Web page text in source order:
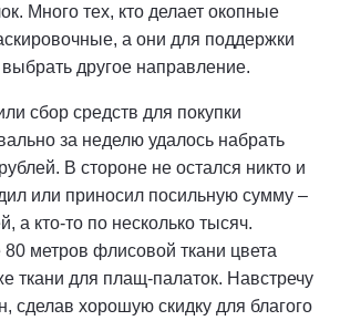
Много тех, кто делает окопные
а они для поддержки
другое направление.
сбор средств для покупки
за неделю удалось набрать
В стороне не остался никто и
или приносил посильную сумму –
а кто-то по несколько тысяч.
метров флисовой ткани цвета
ткани для плащ-палаток. Навстречу
сделав хорошую скидку для благого